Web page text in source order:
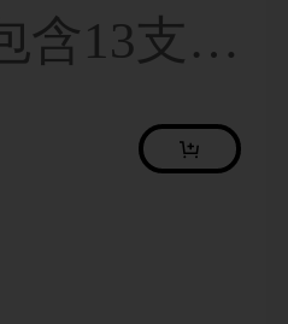
含13支化
妝蛋－
女孩，秋